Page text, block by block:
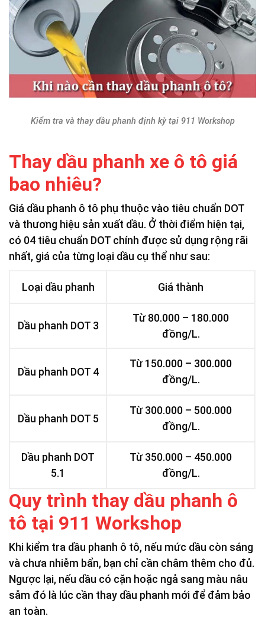
Kiểm tra và thay dầu phanh định kỳ tại 911 Workshop
Thay dầu phanh xe ô tô giá
bao nhiêu?
Giá dầu phanh ô tô phụ thuộc vào tiêu chuẩn DOT
và thương hiệu sản xuất dầu. Ở thời điểm hiện tại,
có 04 tiêu chuẩn DOT chính được sử dụng rộng rãi
nhất, giá của từng loại dầu cụ thể như sau:
Loại dầu phanh Giá thành
Dầu phanh DOT 3
Từ 80.000 – 180.000
đồng/L.
Dầu phanh DOT 4
Từ 150.000 – 300.000
đồng/L.
Dầu phanh DOT 5
Từ 300.000 – 500.000
đồng/L.
Dầu phanh DOT
5.1
Từ 350.000 – 450.000
đồng/L.
Quy trình thay dầu phanh ô
tô tại 911 Workshop
Khi kiểm tra dầu phanh ô tô, nếu mức dầu còn sáng
và chưa nhiễm bẩn, bạn chỉ cần châm thêm cho đủ.
Ngược lại, nếu dầu có cặn hoặc ngả sang màu nâu
sẫm đó là lúc cần thay dầu phanh mới để đảm bảo
an toàn.